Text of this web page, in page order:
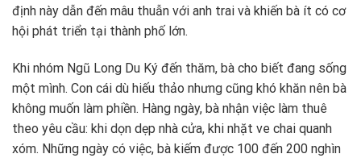
định này dẫn đến mâu thuẫn với anh trai và khiến bà ít có cơ
hội phát triển tại thành phố lớn.
Khi nhóm Ngũ Long Du Ký đến thăm, bà cho biết đang sống
một mình. Con cái dù hiếu thảo nhưng cũng khó khăn nên bà
không muốn làm phiền. Hàng ngày, bà nhận việc làm thuê
theo yêu cầu: khi dọn dẹp nhà cửa, khi nhặt ve chai quanh
xóm. Những ngày có việc, bà kiếm được 100 đến 200 nghìn